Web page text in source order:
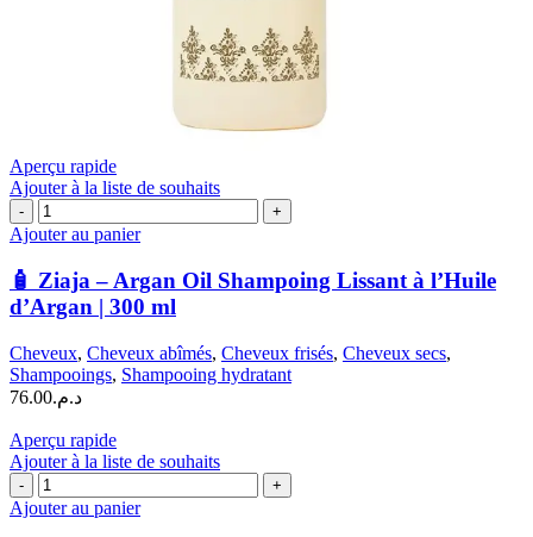
Aperçu rapide
Ajouter à la liste de souhaits
quantité
de
Ziaja
–
Argan
Shampoing
Lissant
à
d’Argan
|
300
ml
Ajouter au panier
🧴 Ziaja – Argan Oil Shampoing Lissant à l’Huile
d’Argan | 300 ml
Cheveux, Cheveux abîmés, Cheveux frisés, Cheveux secs,
Shampooings, Shampooing hydratant
د.م.76.00
Aperçu rapide
Ajouter à la liste de souhaits
quantité
de
Ajouter au panier